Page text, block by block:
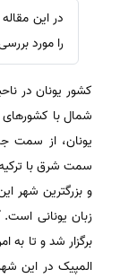
در این
را مورد
کشور یونان در
شمال با کشورهای
یونان، از سمت
سمت شرق با
و بزرگترین شهر
زبان یونانی
المپیک در این